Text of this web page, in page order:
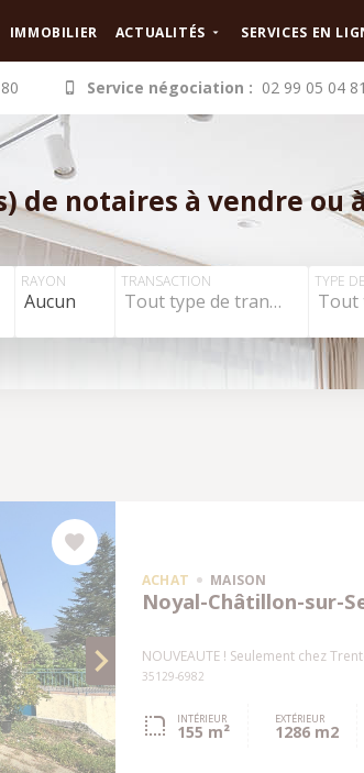
IMMOBILIER ACTUALITÉS SERVICES EN
Service négociation : 02 99 05 04 81
de notaires à vendre ou
RAYON
Aucun
TRANSACTION
Tout type de transaction
TYPE
Tout
ACHAT MAISON
Noyal-Châtillon-sur-
NOUVEAUTE ! Seulement chez
35129-6982
INTÉRIEUR
155 m²
EXTÉRIEUR
1286 m2